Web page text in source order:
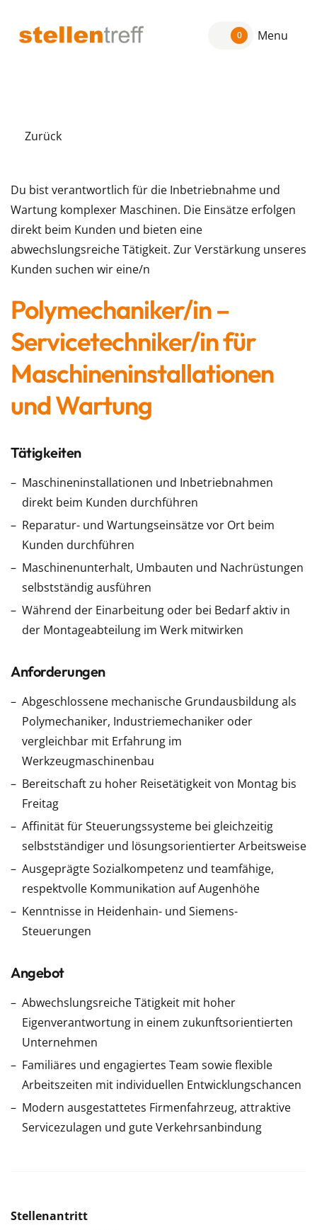
0 Menu
Zurück
Du bist verantwortlich für die Inbetriebnahme und
Wartung komplexer Maschinen. Die Einsätze erfolgen
direkt beim Kunden und bieten eine
abwechslungsreiche Tätigkeit. Zur Verstärkung unseres
Kunden suchen wir eine/n
Polymechaniker/in –
Servicetechniker/in für
Maschineninstallationen
und Wartung
Tätigkeiten
Maschineninstallationen und Inbetriebnahmen
direkt beim Kunden durchführen
Reparatur- und Wartungseinsätze vor Ort beim
Kunden durchführen
Maschinenunterhalt, Umbauten und Nachrüstungen
selbstständig ausführen
Während der Einarbeitung oder bei Bedarf aktiv in
der Montageabteilung im Werk mitwirken
Anforderungen
Abgeschlossene mechanische Grundausbildung als
Polymechaniker, Industriemechaniker oder
vergleichbar mit Erfahrung im
Werkzeugmaschinenbau
Bereitschaft zu hoher Reisetätigkeit von Montag bis
Freitag
Affinität für Steuerungssysteme bei gleichzeitig
selbstständiger und lösungsorientierter Arbeitsweise
Ausgeprägte Sozialkompetenz und teamfähige,
respektvolle Kommunikation auf Augenhöhe
Kenntnisse in Heidenhain- und Siemens-
Steuerungen
Angebot
Abwechslungsreiche Tätigkeit mit hoher
Eigenverantwortung in einem zukunftsorientierten
Unternehmen
Familiäres und engagiertes Team sowie flexible
Arbeitszeiten mit individuellen Entwicklungschancen
Modern ausgestattetes Firmenfahrzeug, attraktive
Servicezulagen und gute Verkehrsanbindung
Stellenantritt